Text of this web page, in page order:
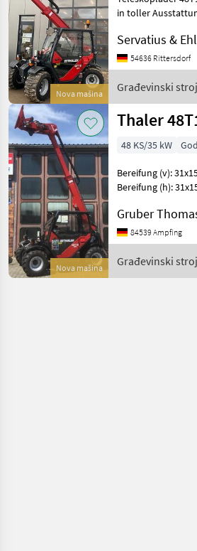
Marketplace
Ponude
trgovaca
Mali
Nova mašina
in toller
DOC/DPF Motor:
Yanmar Motor,
wassergekühlt, 35, 4 KW
Servatius &
54636 Rittersdorf
Građevinski
Thaler
Nova mašina
Thaler
48 KS/35 kW
Bereifung (v):
Bereifung (h):
Leergewicht: 3350
Gesamtgewicht:
Kabine, Radio,
Schnellwechselrah
Gruber
84539 Ampfing
Građevinski
Thaler